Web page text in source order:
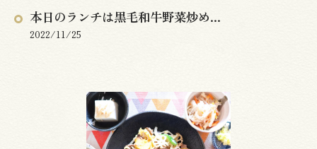
本日のランチは黒毛和牛野菜炒め...
2022/11/25